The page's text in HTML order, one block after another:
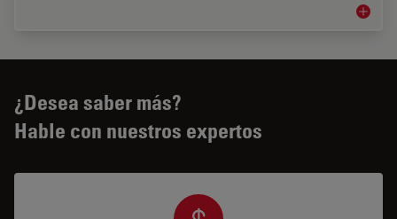
¿Desea saber más?
Hable con nuestros expertos